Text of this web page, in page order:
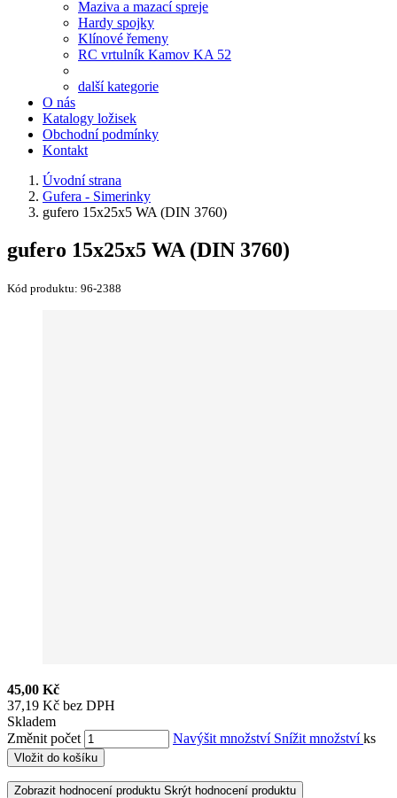
Maziva a mazací spreje
Hardy spojky
Klínové řemeny
RC vrtulník Kamov KA 52
další kategorie
O nás
Katalogy ložisek
Obchodní podmínky
Kontakt
Úvodní strana
Gufera - Simerinky
gufero 15x25x5 WA (DIN 3760)
gufero 15x25x5 WA (DIN 3760)
Kód produktu: 96-2388
45,00 Kč
37,19 Kč bez DPH
Skladem
Změnit počet
Navýšit množství Snížit množstvíks
Vložit do košíku
Zobrazit hodnocení produktu Skrýt hodnocení produktu